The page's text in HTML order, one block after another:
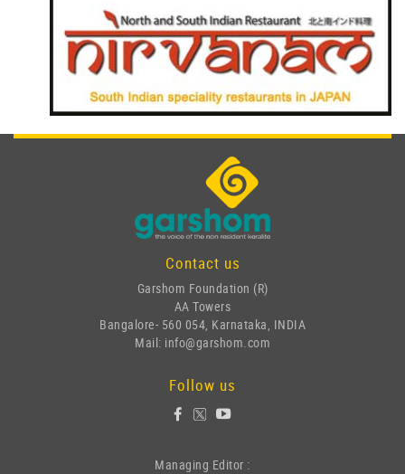
Contact us
Garshom Foundation (R)
AA Towers
Bangalore- 560 054, Karnataka, INDIA
Mail: info@garshom.com
Follow us
Managing Editor :